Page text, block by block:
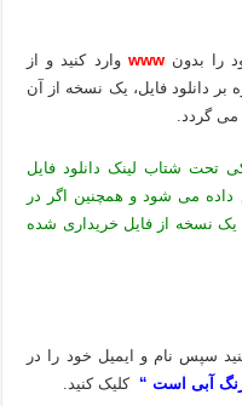
را بدون www وارد کنید و از
بر دانلود فایل، یک نسخه از آن
گردد.
تحت شتاب لینک دانلود فایل
داده می شود و همچنین اگر در
یک نسخه از فایل خریداری شده
سپس نام و ایمیل خود را در
آبی است “
کلیک کنید.